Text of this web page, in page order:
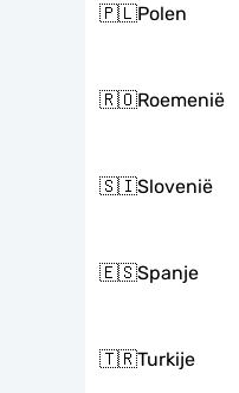
🇵🇱Polen
🇷🇴Roemenië
🇸🇮Slovenië
🇪🇸Spanje
🇹🇷Turkije